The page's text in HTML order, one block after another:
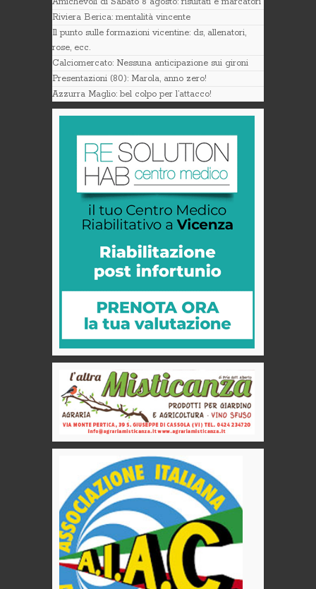
Riviera Berica: mentalità vincente
Il punto sulle formazioni vicentine: ds, allenatori,
rose, ecc.
Calciomercato: Nessuna anticipazione sui gironi
Presentazioni (80): Marola, anno zero!
Azzurra Maglio: bel colpo per l’attacco!